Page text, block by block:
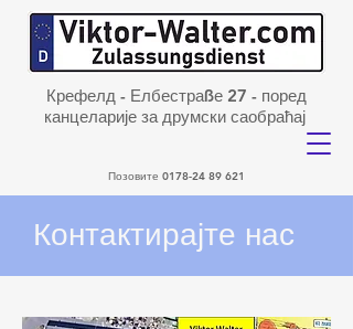
Позовите 0178-24 89 621
Крефелд - Елбестраßе 27 - поред
канцеларије за друмски саобраћај
Контактирајте нас